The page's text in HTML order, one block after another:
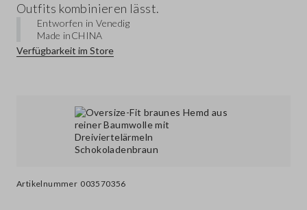
Artikelnummer 003570356
Outfits kombinieren lässt.
Entworfen in Venedig
Made inCHINA
Verfügbarkeit im Store